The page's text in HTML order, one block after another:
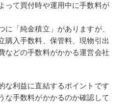
って買付時や運用中に手数料が
に「純金積立」がありますが、
購入手数料、保管料、現物引出
などの手数料がかかる運営会社
な利益に直結するポイントです
な手数料がかかるのか確認して